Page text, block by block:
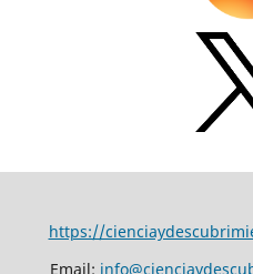
https://
Email: